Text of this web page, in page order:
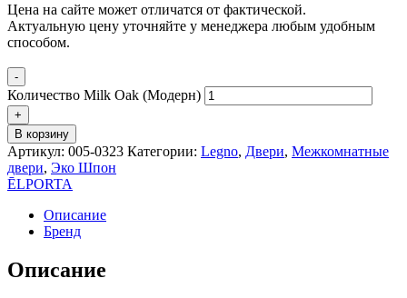
Цена на сайте может отличатся от фактической.
Актуальную цену уточняйте у менеджера любым удобным
способом.
-
Количество Milk Oak (Модерн)
+
В корзину
Артикул: 005-0323 Категории: Legno, Двери, Межкомнатные
двери, Эко Шпон
ĒLPORTA
Описание
Бренд
Описание